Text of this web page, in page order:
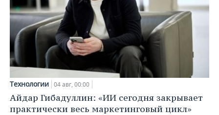
Технологии 04 авг, 00:00
Айдар Гибадуллин: «ИИ сегодня закрывает
практически весь маркетинговый цикл»